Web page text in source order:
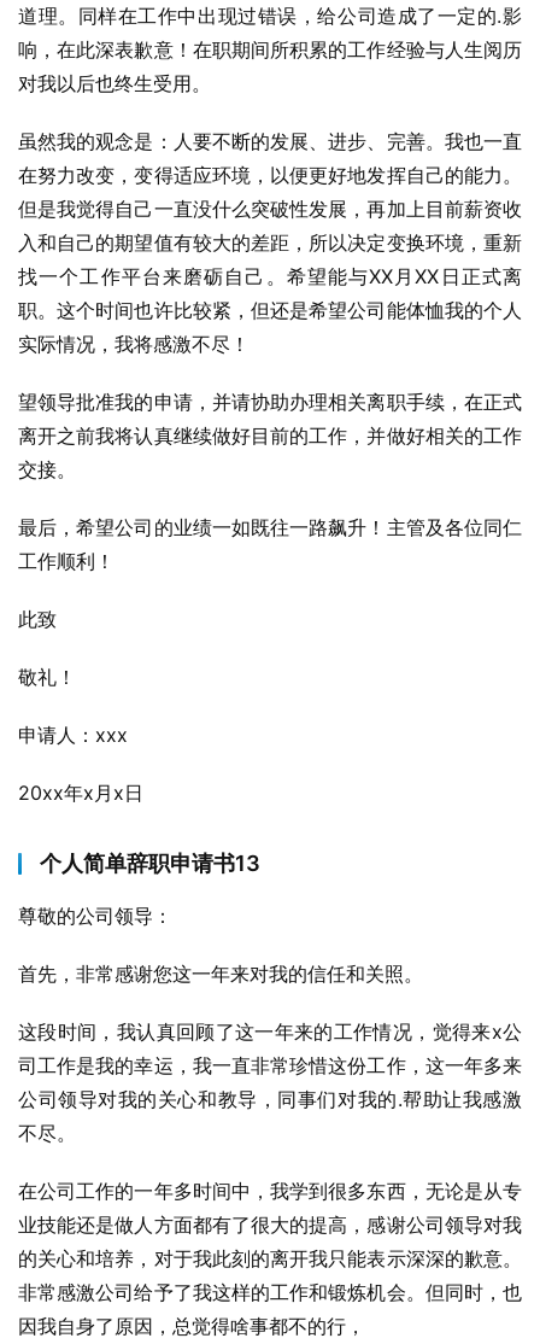
道理。同样在工作中出现过错误，给公司造成了一定的.影
响，在此深表歉意！在职期间所积累的工作经验与人生阅历
对我以后也终生受用。
虽然我的观念是：人要不断的发展、进步、完善。我也一直
在努力改变，变得适应环境，以便更好地发挥自己的能力。
但是我觉得自己一直没什么突破性发展，再加上目前薪资收
入和自己的期望值有较大的差距，所以决定变换环境，重新
找一个工作平台来磨砺自己。希望能与XX月XX日正式离
职。这个时间也许比较紧，但还是希望公司能体恤我的个人
实际情况，我将感激不尽！
望领导批准我的申请，并请协助办理相关离职手续，在正式
离开之前我将认真继续做好目前的工作，并做好相关的工作
交接。
最后，希望公司的业绩一如既往一路飙升！主管及各位同仁
工作顺利！
此致
敬礼！
申请人：xxx
20xx年x月x日
个人简单辞职申请书13
尊敬的公司领导：
首先，非常感谢您这一年来对我的信任和关照。
这段时间，我认真回顾了这一年来的工作情况，觉得来x公
司工作是我的幸运，我一直非常珍惜这份工作，这一年多来
公司领导对我的关心和教导，同事们对我的.帮助让我感激
不尽。
在公司工作的一年多时间中，我学到很多东西，无论是从专
业技能还是做人方面都有了很大的提高，感谢公司领导对我
的关心和培养，对于我此刻的离开我只能表示深深的歉意。
非常感激公司给予了我这样的工作和锻炼机会。但同时，也
因我自身了原因，总觉得啥事都不的行，